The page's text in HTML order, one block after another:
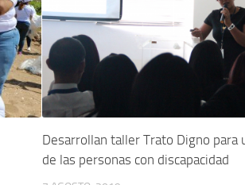
Desarrollan taller Trato Digno para
de las personas con discapacidad